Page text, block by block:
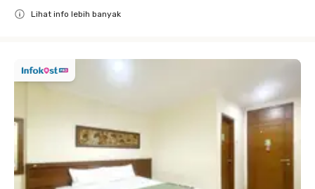
Lihat info lebih banyak